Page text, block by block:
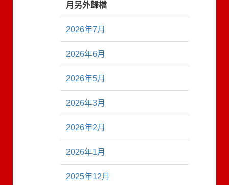
月另外歸檔
2026年7月
2026年6月
2026年5月
2026年3月
2026年2月
2026年1月
2025年12月